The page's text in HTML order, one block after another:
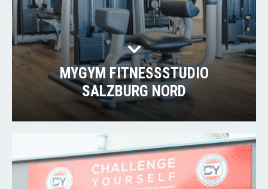
MYGYM FITNESSSTUDIO
SALZBURG NORD